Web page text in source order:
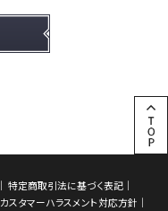
特定商取引法に基づく表記
カスタマーハラスメント対応方針